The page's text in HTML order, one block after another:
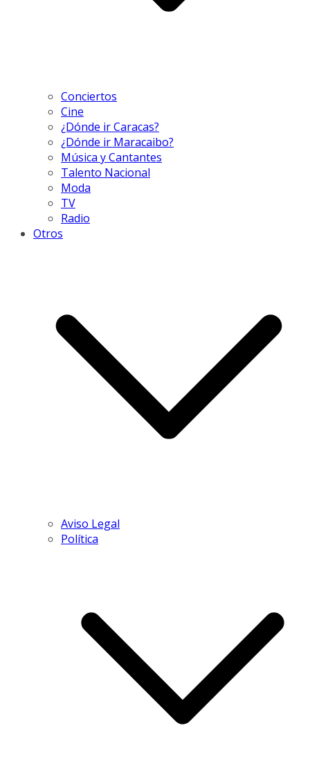
Conciertos
Cine
¿Dónde ir Caracas?
¿Dónde ir Maracaibo?
Música y Cantantes
Talento Nacional
Moda
TV
Radio
Otros
Aviso Legal
Política